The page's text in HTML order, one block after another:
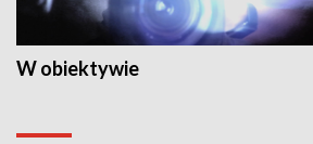
W obiektywie